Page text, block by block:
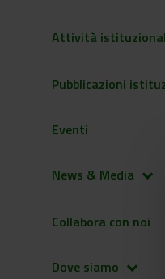
Attività
Pubblicazioni
Eventi
News & Media keyboard_arrow_down
Collabora con noi
Dove siamo keyboard_arrow_down